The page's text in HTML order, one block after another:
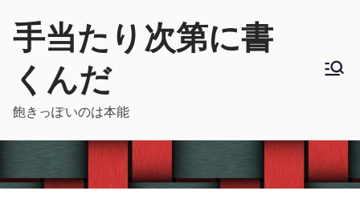
手当たり次第に書
くんだ
飽きっぽいのは本能